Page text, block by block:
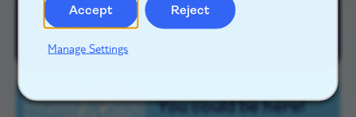
Accept Reject
Manage Settings
Please note: For enquiries only.
Applications are only accepted online.
You could be here!